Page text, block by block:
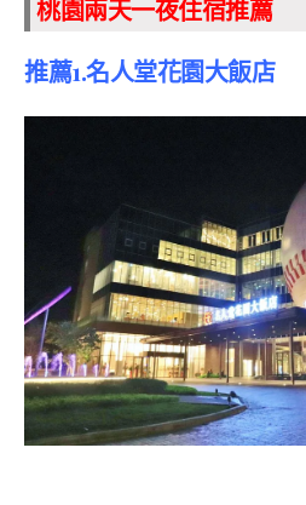
桃園兩天一夜住宿推薦
推薦1.名人堂花園大飯店